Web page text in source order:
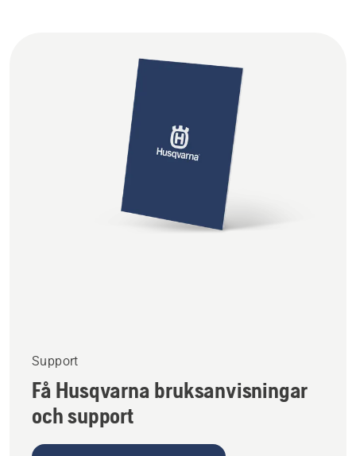
Support
Få Husqvarna bruksanvisningar
och support